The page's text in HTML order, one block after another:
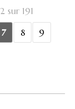
sur 191
7 8
9